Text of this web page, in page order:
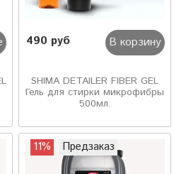
490 руб В корзину
SHIMA DETAILER FIBER GEL
Гель для стирки микрофибры
500мл.
11% Предзаказ